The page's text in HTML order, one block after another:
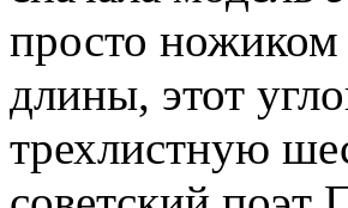
просто ножиком
длины, этот
трехлистную